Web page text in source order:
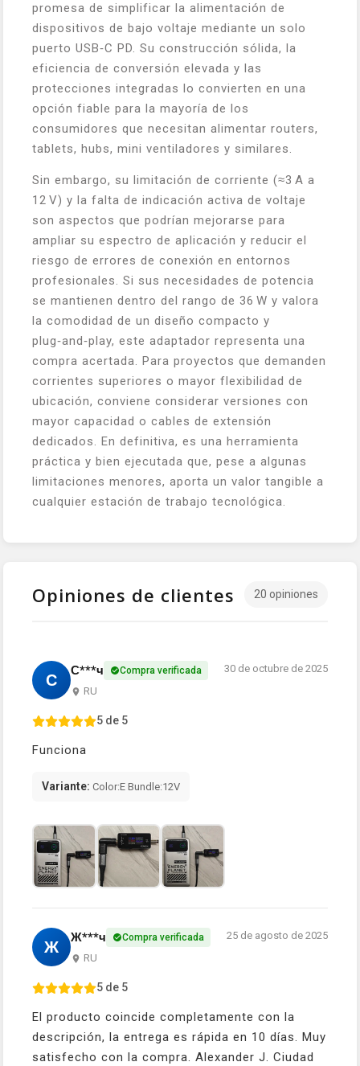
promesa de simplificar la alimentación de
dispositivos de bajo voltaje mediante un solo
puerto USB‑C PD. Su construcción sólida, la
eficiencia de conversión elevada y las
protecciones integradas lo convierten en una
opción fiable para la mayoría de los
consumidores que necesitan alimentar routers,
tablets, hubs, mini ventiladores y similares.
Sin embargo, su limitación de corriente (≈3 A a
12 V) y la falta de indicación activa de voltaje
son aspectos que podrían mejorarse para
ampliar su espectro de aplicación y reducir el
riesgo de errores de conexión en entornos
profesionales. Si sus necesidades de potencia
se mantienen dentro del rango de 36 W y valora
la comodidad de un diseño compacto y
plug‑and‑play, este adaptador representa una
compra acertada. Para proyectos que demanden
corrientes superiores o mayor flexibilidad de
ubicación, conviene considerar versiones con
mayor capacidad o cables de extensión
dedicados. En definitiva, es una herramienta
práctica y bien ejecutada que, pese a algunas
limitaciones menores, aporta un valor tangible a
cualquier estación de trabajo tecnológica.
Opiniones de clientes 20 opiniones
С С***ч Compra verificada
RU
30 de octubre de 2025
5 de 5
Funciona
Variante: Color:E Bundle:12V
Ж Ж***ч Compra verificada
RU
25 de agosto de 2025
5 de 5
El producto coincide completamente con la
descripción, la entrega es rápida en 10 días. Muy
satisfecho con la compra. Alexander J. Ciudad